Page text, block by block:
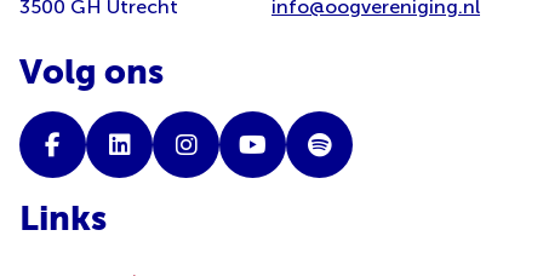
3500 GH Utrecht
info@oogvereniging.nl
Volg ons
Links